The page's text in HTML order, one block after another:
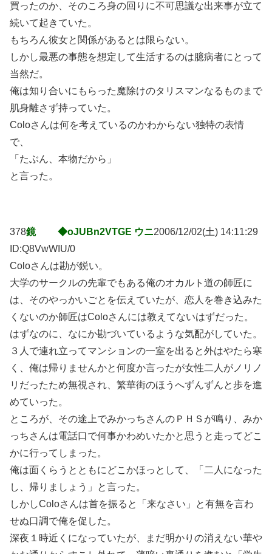
買ったのか、そのころ身の回りに不可思議な出来事が立て
続いて起きていた。
もちろん彼女と関係があるとは限らない。
しかし最悪の事態を想定して生活するのは臆病者にとって
当然だ。
俺は知り合いにもらった魔除けのタリスマンなるものまで
肌身離さず持っていた。
Coloさんは何を考えているのかわからない独特の表情
で、
「たぶん、本物だから」
と言った。
378鏡 ◆oJUBn2VTGE ウニ2006/12/02(土) 14:11:29
ID:Q8VwWIU/0
Coloさんは勘が鋭い。
大学のサークルの先輩でもある俺のオカルト道の師匠に
は、そのやっかいごとを伝えていたが、恋人を巻き込みた
くないのか師匠はColoさんには教えてないはずだった。
はずなのに、なにか勘づいているような気配がしていた。
３人で連れ立ってマンションの一室を出ると外はやたら寒
く、俺は帰りませんかと何度か言ったが女性二人がノリノ
リだったため無視され、繁華街のほうへずんずんと歩を進
めていった。
ところが、その途上でみかっちさんのＰＨＳが鳴り、みか
っちさんは電話口で何事かわめいたかと思うと走ってどこ
かに行ってしまった。
俺は面くらうとともにどこかほっとして、「二人になった
し、帰りましょう」と言った。
しかしColoさんは首を振ると「来なさい」と有無を言わ
せぬ口調で俺を促した。
深夜１時近くになっていたが、まだ明かりの消えない華や